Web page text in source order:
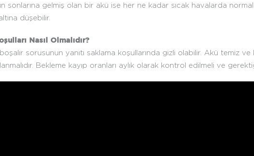
sonlarına gelmiş olan bir akü ise her ne kadar sıcak havalarda
düşebilir.
Nasıl Olmalıdır?
sorusunun yanıtı saklama koşullarında gizli olabilir. Akü temiz ve
Bekleme kayıp oranları aylık olarak kontrol edilmeli ve